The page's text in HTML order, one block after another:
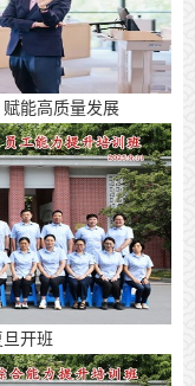
能高质量发展
开班